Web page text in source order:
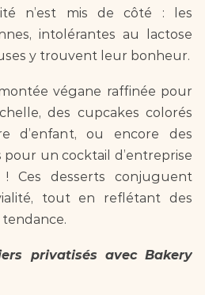
n’est mis de côté : les
intolérantes au lactose
végane raffinée pour
des cupcakes colorés
d’enfant, ou encore des
pour un cocktail d’entreprise
Ces desserts conjuguent
tout en reflétant des
privatisés avec Bakery